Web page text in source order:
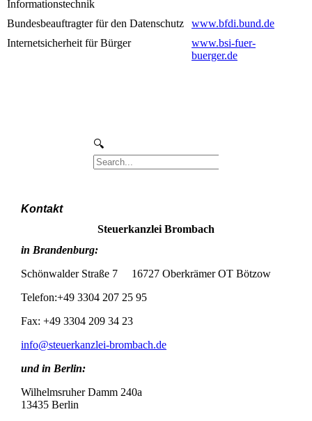
Informationstechnik
Bundesbeauftragter für den Datenschutz
www.bfdi.bund.de
Internetsicherheit für Bürger
www.bsi-fuer-
buerger.de
Kontakt
Steuerkanzlei Brombach
in Brandenburg:
Schönwalder Straße 7 16727 Oberkrämer OT Bötzow
Telefon:+49 3304 207 25 95
Fax: +49 3304 209 34 23
info@steuerkanzlei-brombach.de
und in Berlin:
Wilhelmsruher Damm 240a
13435 Berlin